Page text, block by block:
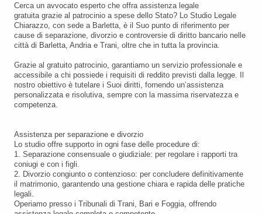
Cerca un avvocato esperto che offra assistenza legale
gratuita grazie al patrocinio a spese dello Stato? Lo Studio Legale
Chiarazzo, con sede a Barletta, è il Suo punto di riferimento per
cause di separazione, divorzio e controversie di diritto bancario nelle
città di Barletta, Andria e Trani, oltre che in tutta la provincia.
Grazie al gratuito patrocinio, garantiamo un servizio professionale e
accessibile a chi possiede i requisiti di reddito previsti dalla legge. Il
nostro obiettivo è tutelare i Suoi diritti, fornendo un’assistenza
personalizzata e risolutiva, sempre con la massima riservatezza e
competenza.
Assistenza per separazione e divorzio
Lo studio offre supporto in ogni fase delle procedure di:
1. Separazione consensuale o giudiziale: per regolare i rapporti tra
coniugi e con i figli.
2. Divorzio congiunto o contenzioso: per concludere definitivamente
il matrimonio, garantendo una gestione chiara e rapida delle pratiche
legali.
Operiamo presso i Tribunali di Trani, Bari e Foggia, offrendo